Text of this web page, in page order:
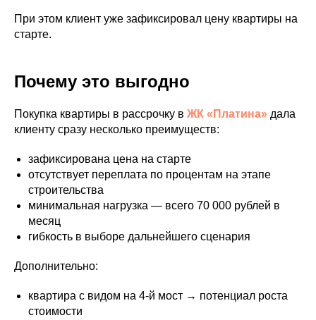
При этом клиент уже зафиксировал цену квартиры на
старте.
Почему это выгодно
Покупка квартиры в рассрочку в ЖК «Платина» дала
клиенту сразу несколько преимуществ:
зафиксирована цена на старте
отсутствует переплата по процентам на этапе
строительства
минимальная нагрузка — всего 70 000 рублей в
месяц
гибкость в выборе дальнейшего сценария
Дополнительно:
квартира с видом на 4-й мост → потенциал роста
стоимости